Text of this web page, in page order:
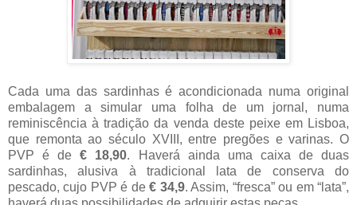
Cada uma das sardinhas é acondicionada numa original
embalagem a simular uma folha de um jornal, numa
reminiscência à tradição da venda deste peixe em Lisboa,
que remonta ao século XVIII, entre pregões e varinas. O
PVP é de€ 18,90. Haverá ainda uma caixa de duas
sardinhas, alusiva à tradicional lata de conserva do
pescado, cujo PVP é de€ 34,9. Assim, “fresca” ou em “lata”,